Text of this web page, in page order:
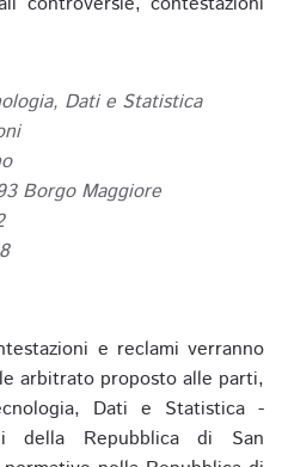
Dati e Statistica
Borgo Maggiore
e reclami verranno
arbitrato proposto alle parti,
Dati e Statistica -
della Repubblica di San